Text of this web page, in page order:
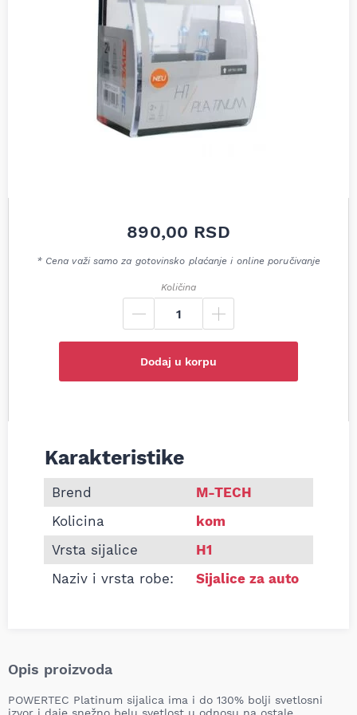
890,00 RSD
* Cena važi samo za gotovinsko plaćanje i online poručivanje
Količina
Dodaj u korpu
Informacije o M-TECH SIJALICA H1 M-TECH
Karakteristike
Brend
M-TECH
Kolicina
kom
Vrsta sijalice
H1
Naziv i vrsta robe:
Sijalice za auto
Opis proizvoda
POWERTEC Platinum sijalica ima i do 130% bolji svetlosni